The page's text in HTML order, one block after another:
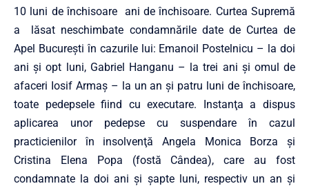
10 luni de închisoare ani de închisoare. Curtea Supremă
a lăsat neschimbate condamnările date de Curtea de
Apel Bucureşti în cazurile lui: Emanoil Postelnicu – la doi
ani şi opt luni, Gabriel Hanganu – la trei ani şi omul de
afaceri Iosif Armaş – la un an şi patru luni de închisoare,
toate pedepsele fiind cu executare. Instanţa a dispus
aplicarea unor pedepse cu suspendare în cazul
practicienilor în insolvenţă Angela Monica Borza şi
Cristina Elena Popa (fostă Cândea), care au fost
condamnate la doi ani şi şapte luni, respectiv un an şi